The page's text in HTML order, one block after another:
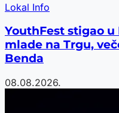
Lokal Info
YouthFest stigao u
mlade na Trgu,
Benda
08.08.2026.